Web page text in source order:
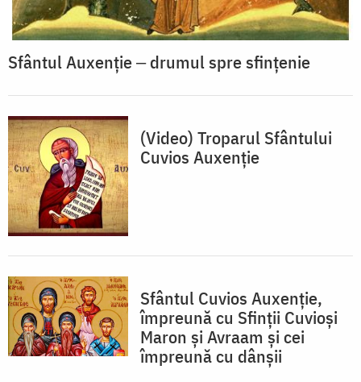
Sfântul Auxenție ‒ drumul spre sfințenie
(Video) Troparul Sfântului
Cuvios Auxenție
Sfântul Cuvios Auxenţie,
împreună cu Sfinţii Cuvioşi
Maron şi Avraam şi cei
împreună cu dânşii